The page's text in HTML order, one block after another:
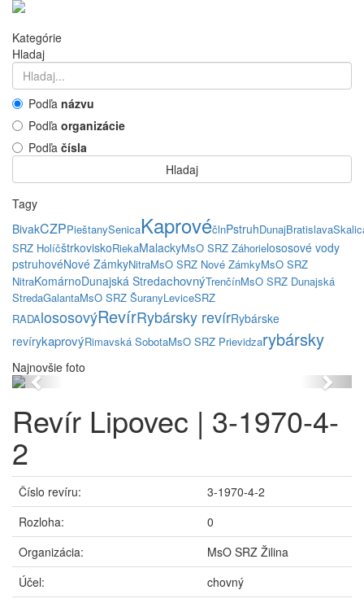
Kategórie
Hladaj
Podľa názvu
Podľa organizácie
Podľa čísla
Hladaj
Tagy
BivakCZPPieštanySenicaKaprovéčlnPstruhDunajBratislava
SRZ HolíčštrkoviskoRiekaMalackyMsO SRZ Záhorielososové vody
pstruhovéNové ZámkyNitraMsO SRZ Nové ZámkyMsO SRZ
NitraKomárnoDunajská StredachovnýTrenčínMsO SRZ Dunajská
StredaGalantaMsO SRZ ŠuranyLeviceSRZ
RADAlososovýRevírRybársky revírRybárske
revírykaprovýRimavská SobotaMsO SRZ Prievidzarybársky
Najnovšie foto
Previous Next
Revír Lipovec | 3-1970-4-
2
Číslo revíru:
3-1970-4-2
Rozloha:
0
Organizácia:
MsO SRZ Žilina
Účel:
chovný